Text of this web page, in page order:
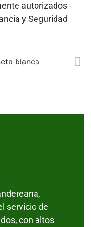
autorizados
y Seguridad
servicio de
con altos